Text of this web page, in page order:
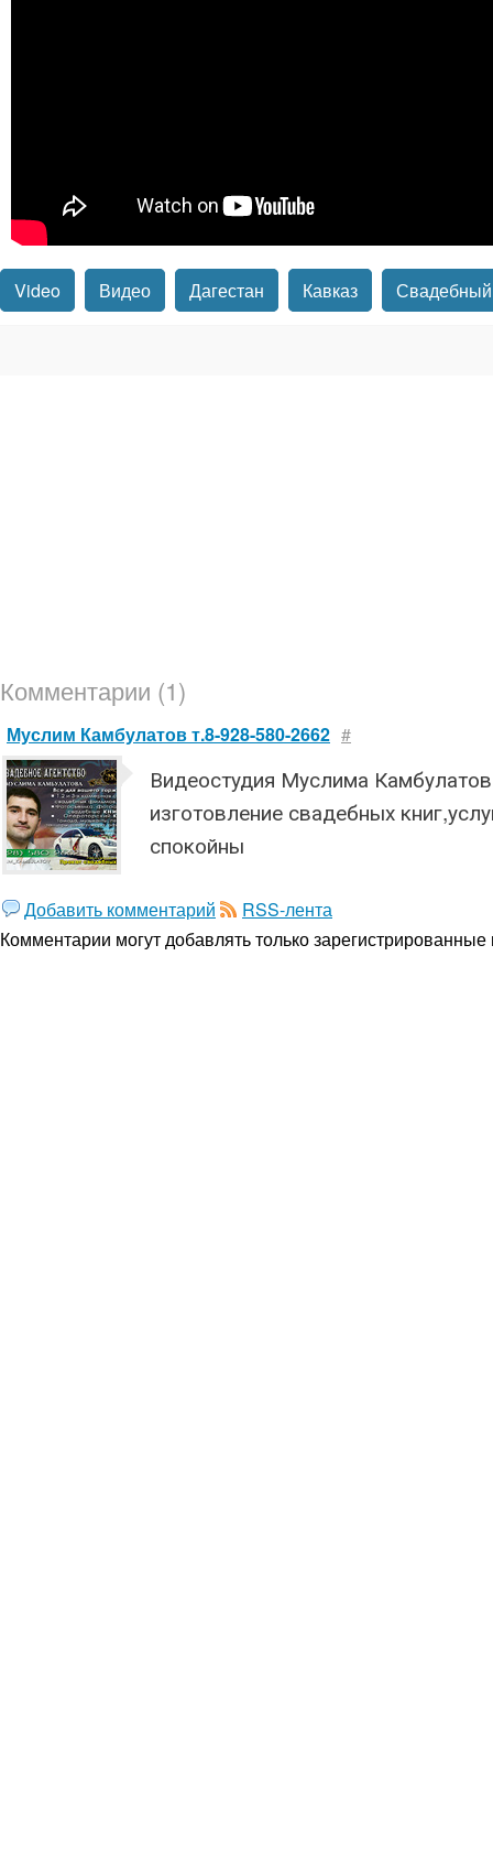
Video Видео Дагестан Кавказ Свадебный
Комментарии (1)
Муслим Камбулатов т.8-928-580-2662 #
Видеостудия Муслима
изготовление свадебных
спокойны
Добавить комментарий
RSS-лента
Комментарии могут добавлять толькозарегистрированные